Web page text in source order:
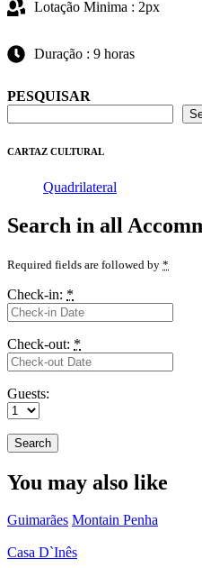
Lotação Minima : 2px
Duração : 9 horas
PESQUISAR
CARTAZ CULTURAL
Quadrilateral
Search in all
Required fields are followed by *
Check-in: *
Check-out: *
Guests:
You may also like
Guimarães Montain Penha
Casa D`Inês